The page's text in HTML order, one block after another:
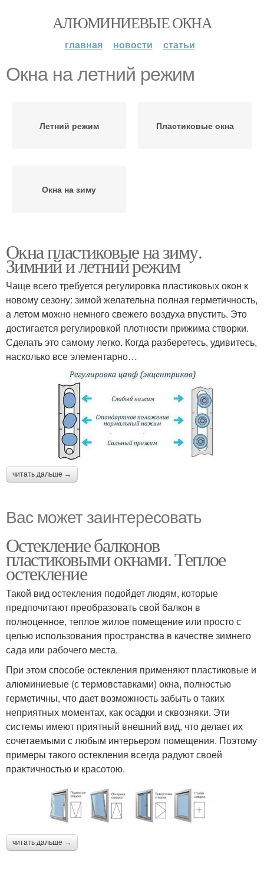
АЛЮМИНИЕВЫЕ ОКНА
главная новости статьи
Окна на летний режим
Летний режим Пластиковые окна
Окна на зиму
Окна пластиковые на зиму.
Зимний и летний режим
Чаще всего требуется регулировка пластиковых окон к
новому сезону: зимой желательна полная герметичность,
а летом можно немного свежего воздуха впустить. Это
достигается регулировкой плотности прижима створки.
Сделать это самому легко. Когда разберетесь, удивитесь,
насколько все элементарно…
читать дальше →
Вас может заинтересовать
Остекление балконов
пластиковыми окнами. Теплое
остекление
Такой вид остекления подойдет людям, которые
предпочитают преобразовать свой балкон в
полноценное, теплое жилое помещение или просто с
целью использования пространства в качестве зимнего
сада или рабочего места.
При этом способе остекления применяют пластиковые и
алюминиевые (с термовставками) окна, полностью
герметичны, что дает возможность забыть о таких
неприятных моментах, как осадки и сквозняки. Эти
системы имеют приятный внешний вид, что делает их
сочетаемыми с любым интерьером помещения. Поэтому
примеры такого остекления всегда радуют своей
практичностью и красотою.
читать дальше →